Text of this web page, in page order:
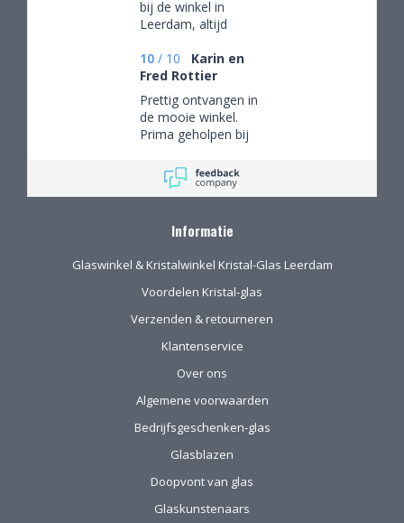
bij de winkel in
Leerdam, altijd
waar we een aantal
van gekocht hebben.
Na onze verhuizing
naar Drenthe voor
het eerst via de site
gekocht. De website
informatie, de
verpakking voor
kwetsbare glas is
10 / 10
Karin en
Fred Rottier
Prettig ontvangen in
de mooie winkel.
Prima geholpen bij
schitterend glaswerk
Informatie
Glaswinkel & Kristalwinkel Kristal-Glas Leerdam
Voordelen Kristal-glas
Verzenden & retourneren
Klantenservice
Over ons
Algemene voorwaarden
Bedrijfsgeschenken-glas
Glasblazen
Doopvont van glas
Glaskunstenaars